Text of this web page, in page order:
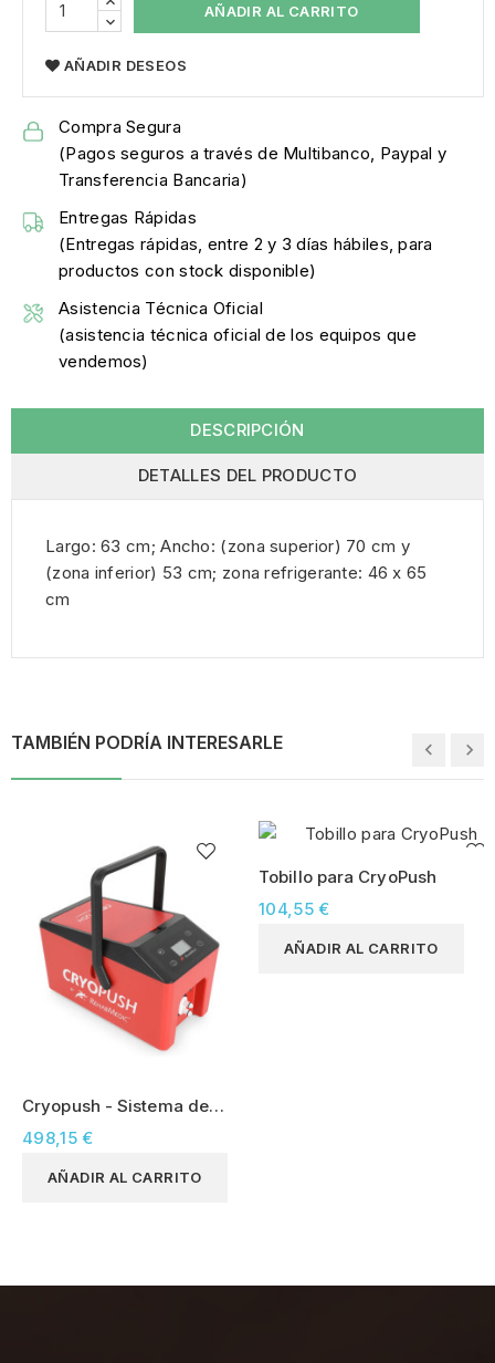
AÑADIR AL CARRITO
AÑADIR DESEOS
Compra Segura
(Pagos seguros a través de Multibanco, Paypal y
Transferencia Bancaria)
Entregas Rápidas
(Entregas rápidas, entre 2 y 3 días hábiles, para
productos con stock disponible)
Asistencia Técnica Oficial
(asistencia técnica oficial de los equipos que
vendemos)
DESCRIPCIÓN
DETALLES DEL PRODUCTO
Largo: 63 cm; Ancho: (zona superior) 70 cm y
(zona inferior) 53 cm; zona refrigerante: 46 x 65
cm
TAMBIÉN PODRÍA INTERESARLE
Cryopush - Sistema de
compresión en frío
498,15 €
AÑADIR AL CARRITO
Tobillo para CryoPush
104,55 €
AÑADIR AL CARRITO